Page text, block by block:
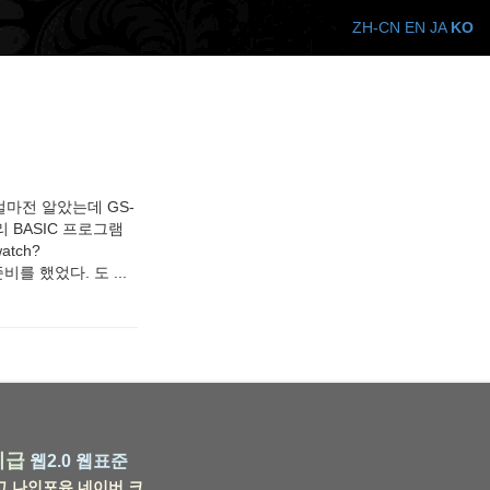
전 알았는데 GS-
BASIC 프로그램
를 했었다. 도 ...
급 웹2.0 웹표준
나인포유 네이버 크
ZH-CN EN JA KO